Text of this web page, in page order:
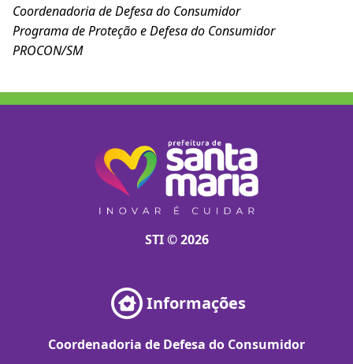
Coordenadoria de Defesa do Consumidor
Programa de Proteção e Defesa do Consumidor
PROCON/SM
STI © 2026
Informações
Coordenadoria de Defesa do Consumidor